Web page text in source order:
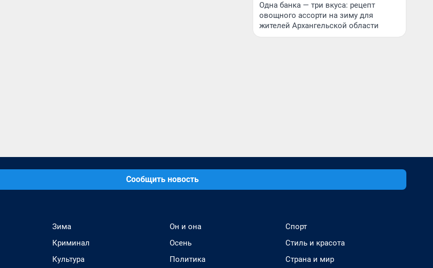
Одна банка — три вкуса: рецепт
овощного ассорти на зиму для
жителей Архангельской области
Сообщить новость
Зима
Криминал
Культура
Он и она
Осень
Политика
Спорт
Стиль и красота
Страна и мир